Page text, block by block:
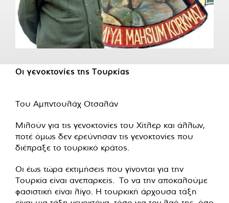
Οι γενοκτονίες της Τουρκίας
Του Αμπντουλάχ Οτσαλάν
Μιλούν για τις γενοκτονίες του Χίτλερ και άλλων,
ποτέ όμως δεν ερεύνησαν τις γενοκτονίες που
διέπραξε το τουρκικό κράτος.
Οι έως τώρα εκτιμήσεις που γίνονται για την
Τουρκία είναι ανεπαρκείς. Το να την αποκαλούμε
φασιστική είναι λίγο. Η τουρκική άρχουσα τάξη